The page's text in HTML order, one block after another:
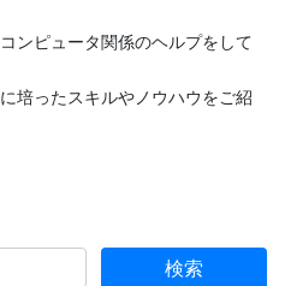
ンピュータ関係のヘルプをして
培ったスキルやノウハウをご紹